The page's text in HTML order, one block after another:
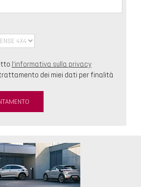
l'informativa sulla privacy
dei miei dati per finalità